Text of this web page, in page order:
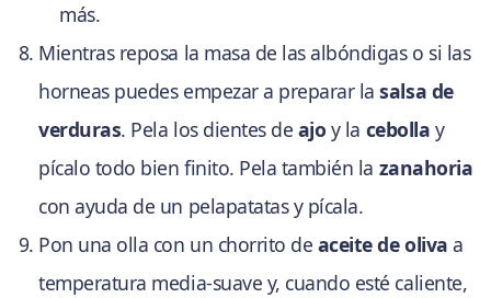
más.
Mientras reposa la masa de las albóndigas o si las
horneas puedes empezar a preparar lasalsa de
verduras. Pela los dientes de ajo y la cebolla y
pícalo todo bien finito. Pela también la zanahoria
con ayuda de un pelapatatas y pícala.
Pon una olla con un chorrito de aceite de oliva a
temperatura media-suave y, cuando esté caliente,